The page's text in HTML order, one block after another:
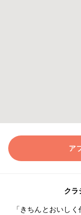
ア
クラ
「きちんとおいし